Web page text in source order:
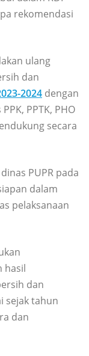
rekomendasi
ulang
dan
2024 dengan
PPTK, PHO
secara
PUPR pada
dalam
pelaksanaan
hasil
dan
sejak tahun
dan